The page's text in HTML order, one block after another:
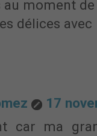
moment de
délices avec
17
car ma